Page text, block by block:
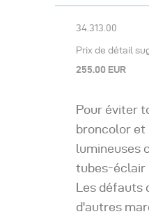
34.313.00
Prix de détail
255.00 EUR
Pour éviter
broncolor et
lumineuses
tubes-éclair
Les défauts
d'autres